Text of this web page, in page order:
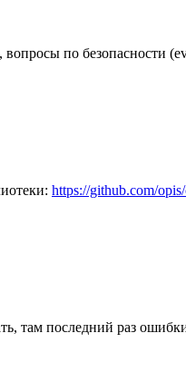
по безопасности
https://github.com/
там последний раз